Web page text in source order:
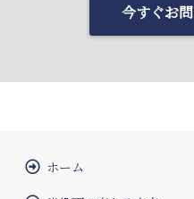
今すぐお
ホーム